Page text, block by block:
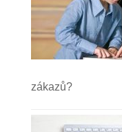
zákazů?